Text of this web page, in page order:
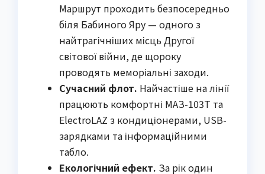
Маршрут проходить безпосередньо
біля Бабиного Яру — одного з
найтрагічніших місць Другої
світової війни, де щороку
проводять меморіальні заходи.
Сучасний флот. Найчастіше на лінії
працюють комфортні МАЗ-103Т та
ElectroLAZ з кондиціонерами, USB-
зарядками та інформаційними
табло.
Екологічний ефект. За рік один